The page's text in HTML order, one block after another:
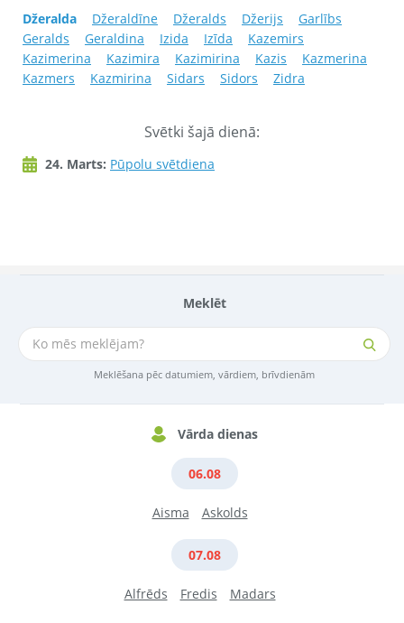
Meklēt
Meklēšana pēc datumiem, vārdiem, brīvdienām
Vārda dienas
06.08
Aisma Askolds
07.08
Alfrēds Fredis Madars
Džeralda Džeraldīne Džeralds Džerijs
Garlībs
Geralds
Geraldina Izida Izīda
Kazemirs
Kazimerina
Kazimira Kazimirina Kazis
Kazmerina
Kazmers
Kazmirina Sidars Sidors Zidra
Svētki šajā dienā:
24. Marts: Pūpolu svētdiena